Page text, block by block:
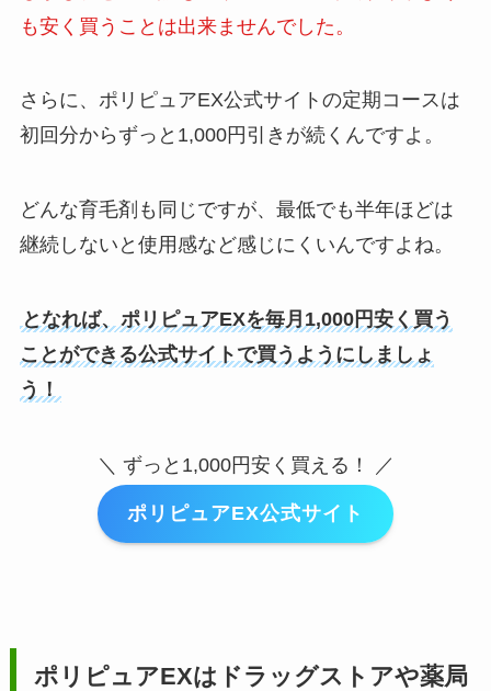
も安く買うことは出来ませんでした。
さらに、ポリピュアEX公式サイトの定期コースは
初回分からずっと1,000円引きが続くんですよ。
どんな育毛剤も同じですが、最低でも半年ほどは
継続しないと使用感など感じにくいんですよね。
となれば、ポリピュアEXを毎月1,000円安く買う
ことができる公式サイトで買うようにしましょ
う！
＼ ずっと1,000円安く買える！ ／
ポリピュアEX公式サイト
ポリピュアEXはドラッグストアや薬局